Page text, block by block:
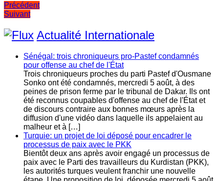
Navigation
de
l’article
Précédent
Suivant
Actualité Internationale
Sénégal: trois chroniqueurs pro-Pastef condamnés
pour offense au chef de l'État
Trois chroniqueurs proches du parti Pastef d'Ousmane
Sonko ont été condamnés, mercredi 5 août, à des
peines de prison ferme par le tribunal de Dakar. Ils ont
été reconnus coupables d'offense au chef de l'État et
de discours contraire aux bonnes mœurs après la
diffusion d'une vidéo dans laquelle ils appelaient au
malheur et à […]
Turquie: un projet de loi déposé pour encadrer le
processus de paix avec le PKK
Bientôt deux ans après avoir engagé un processus de
paix avec le Parti des travailleurs du Kurdistan (PKK),
les autorités turques veulent franchir une nouvelle